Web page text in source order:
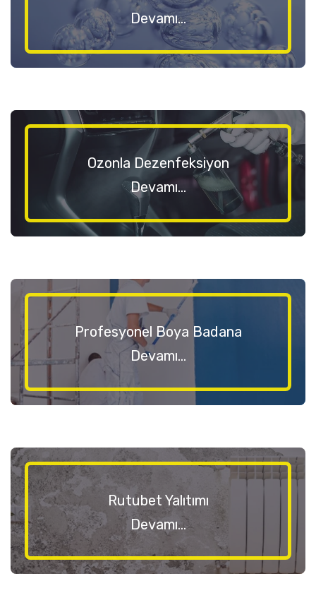
Devamı...
Ozonla Dezenfeksiyon
Devamı...
Profesyonel Boya Badana
Devamı...
Rutubet Yalıtımı
Devamı...